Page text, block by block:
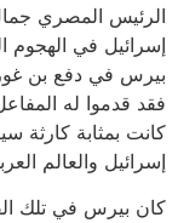
الرئيس المصري
إسرائيل في الهجوم
بيرس في دفع بن
فقد قدموا له
كانت بمثابة كارثة
إسرائيل والعالم
كان بيرس في تلك